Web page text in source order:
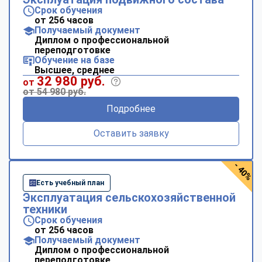
Срок обучения
от 256 часов
Получаемый документ
Диплом о профессиональной
переподготовке
Обучение на базе
Высшее, среднее
от 32 980 руб.
от 54 980 руб.
Подробнее
Оставить заявку
Есть учебный план
Эксплуатация сельскохозяйственной
техники
Срок обучения
от 256 часов
Получаемый документ
Диплом о профессиональной
- 40%